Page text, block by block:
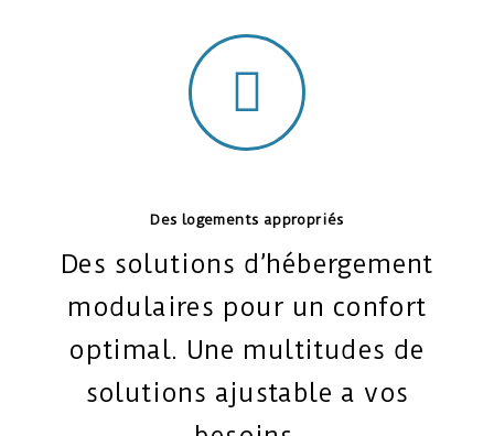
Des logements appropriés
Des solutions d’hébergement
modulaires pour un confort
optimal. Une multitudes de
solutions ajustable a vos